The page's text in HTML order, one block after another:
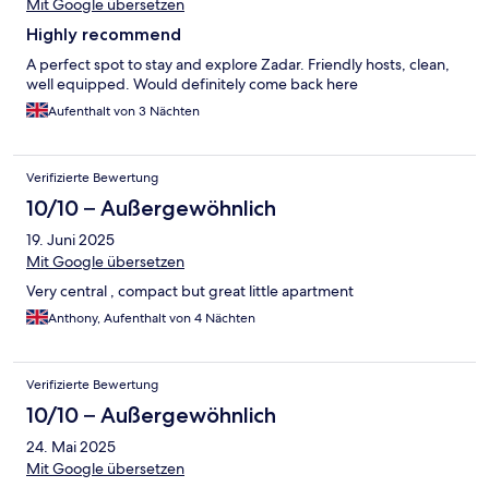
Mit Google übersetzen
Highly recommend
A perfect spot to stay and explore Zadar. Friendly hosts, clean,
well equipped. Would definitely come back here
Aufenthalt von 3 Nächten
Verifizierte Bewertung
10/10 – Außergewöhnlich
19. Juni 2025
Mit Google übersetzen
Very central , compact but great little apartment
Anthony, Aufenthalt von 4 Nächten
Verifizierte Bewertung
10/10 – Außergewöhnlich
24. Mai 2025
Mit Google übersetzen